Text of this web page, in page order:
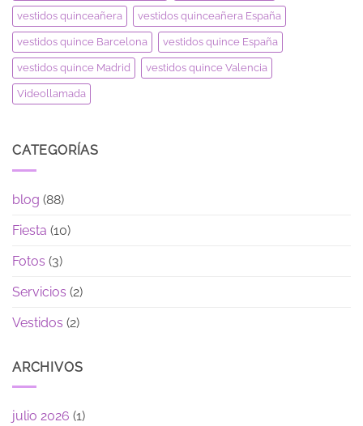
vestidos quinceañera vestidos quinceañera España
vestidos quince Barcelona vestidos quince España
vestidos quince Madrid vestidos quince Valencia
Videollamada
CATEGORÍAS
blog (88)
Fiesta (10)
Fotos (3)
Servicios (2)
Vestidos (2)
ARCHIVOS
julio 2026 (1)